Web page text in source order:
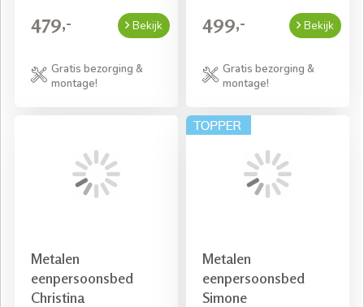
479,- Bekijk
Gratis bezorging &
montage!
499,- Bekijk
Gratis bezorging &
montage!
Metalen
eenpersoonsbed
Christina
Metalen
eenpersoonsbed
Simone